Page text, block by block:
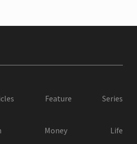
Feature Series
Money Life